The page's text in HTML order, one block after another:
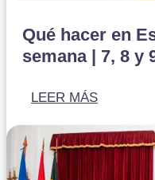
Qué hacer en
semana | 7, 8 y
LEER MÁS